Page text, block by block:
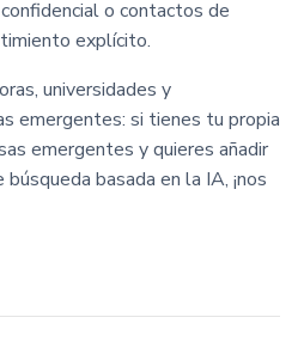
o contactos de
explícito.
universidades y
emergentes: si tienes tu propia
emergentes y quieres añadir
basada en la IA, ¡nos